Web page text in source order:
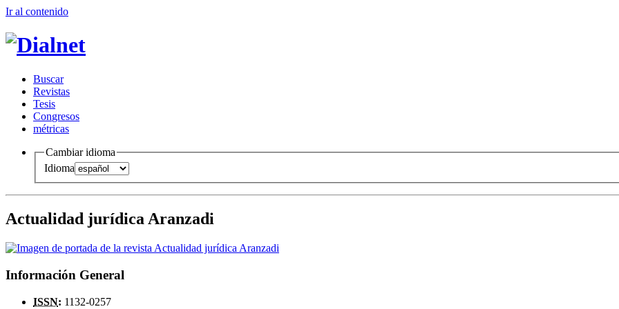
Ir al contenido
Buscar
Revistas
Tesis
Congresos
métricas
Cambiar idioma
Idioma
Actualidad jurídica Aranzadi
Información General
ISSN: 1132-0257